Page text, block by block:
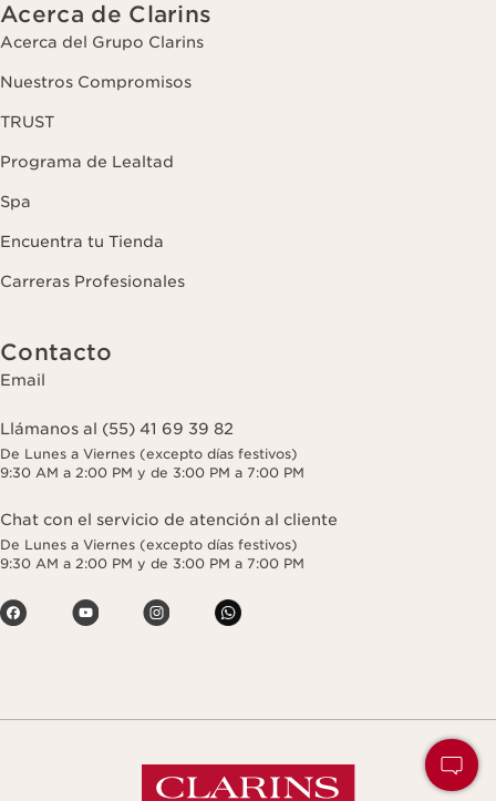
Acerca de Clarins
Acerca del Grupo Clarins
Nuestros Compromisos
TRUST
Programa de Lealtad
Spa
Encuentra tu Tienda
Carreras Profesionales
Contacto
Email
Llámanos al (55) 41 69 39 82
De Lunes a Viernes (excepto días festivos)
9:30 AM a 2:00 PM y de 3:00 PM a 7:00 PM
Chat con el servicio de atención al cliente
De Lunes a Viernes (excepto días festivos)
9:30 AM a 2:00 PM y de 3:00 PM a 7:00 PM